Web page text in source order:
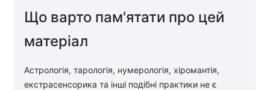
Що варто пам'ятати про цей
матеріал
Астрологія, тарологія, нумерологія, хіромантія,
екстрасенсорика та інші подібні практики не є